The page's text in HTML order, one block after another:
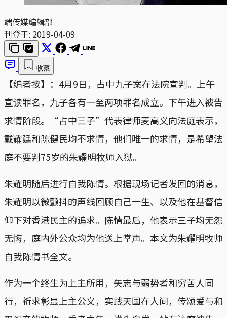
端传媒编辑部
刊登于: 2019-04-09
收藏
【编者按】：4月9日，占中九子案在法院宣判。上午
宣读罪名，九子各有一至两项罪名成立。下午进入被告
求情阶段。“占中三子”代表律师麦高义向法庭表示，
戴耀廷和陈健民均不求情，他们唯一的求情，是希望法
庭不要判75岁的朱耀明牧师入狱。
朱耀明随后进行自我陈情。根据现场记者发回的消息，
朱耀明以微颤抖的声线回顾自己一生、以及他在基督信
仰下对香港民主的追求。陈情最后，他表示三子均无怨
无悔，庭内外公众均为他送上掌声。本文为朱耀明牧师
自我陈情书全文。
作为一个终生为上主所用，矢志与弱势者和穷苦人同
行，祈求彰显上主公义，实践天国在人间，传颂爱与和